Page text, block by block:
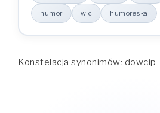
humor wic humoreska
Konstelacja synonimów: dowcip